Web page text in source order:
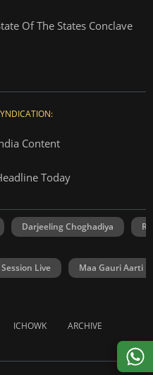
Of The States Conclave
Content
Today
Darjeeling Choghadiya
Live Maa Gauri Aarti
ICHOWK ARCHIVE